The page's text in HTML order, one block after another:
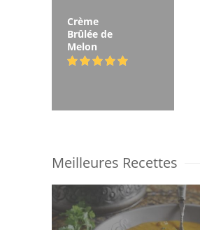
Crème
Brûlée de
Melon
Meilleures Recettes